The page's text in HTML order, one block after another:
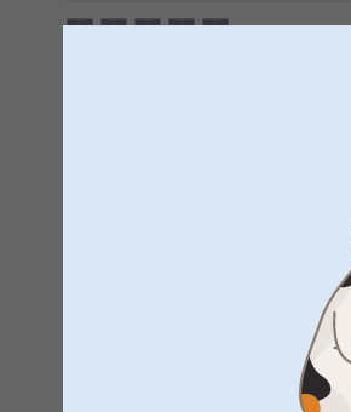
10:47
Stort tack för dina
Stort tack för dina
Vi önskar dig en fin sommar!
Priset är aningen högt, tycker jag.